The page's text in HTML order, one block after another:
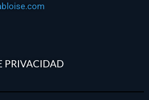
PRIVACIDAD